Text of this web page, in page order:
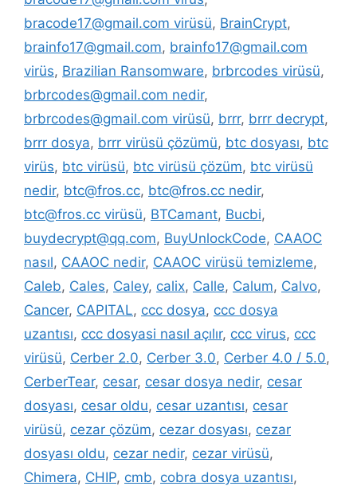
bracode17@gmail.com virüsü, BrainCrypt,
brainfo17@gmail.com, brainfo17@gmail.com
virüs, Brazilian Ransomware, brbrcodes virüsü,
brbrcodes@gmail.com nedir,
brbrcodes@gmail.com virüsü, brrr, brrr decrypt,
brrr dosya, brrr virüsü çözümü, btc dosyası, btc
virüs, btc virüsü, btc virüsü çözüm, btc virüsü
nedir, btc@fros.cc, btc@fros.cc nedir,
btc@fros.cc virüsü, BTCamant, Bucbi,
buydecrypt@qq.com, BuyUnlockCode, CAAOC
nasıl, CAAOC nedir, CAAOC virüsü temizleme,
Caleb, Cales, Caley, calix, Calle, Calum, Calvo,
Cancer, CAPITAL, ccc dosya, ccc dosya
uzantısı, ccc dosyasi nasıl açılır, ccc virus, ccc
virüsü, Cerber 2.0, Cerber 3.0, Cerber 4.0 / 5.0,
CerberTear, cesar, cesar dosya nedir, cesar
dosyası, cesar oldu, cesar uzantısı, cesar
virüsü, cezar çözüm, cezar dosyası, cezar
dosyası oldu, cezar nedir, cezar virüsü,
Chimera, CHIP, cmb, cobra dosya uzantısı,